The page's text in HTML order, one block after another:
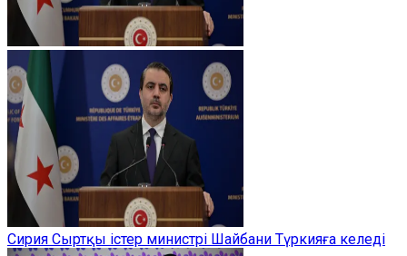
Сирия Сыртқы істер министрі Шайбани Түркияға келеді